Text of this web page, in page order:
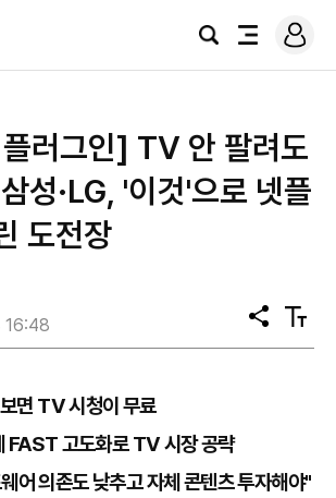
검
전
로
그
러그인] TV 안 팔려도
삼성·LG, '이것'으로 넷플
도전장
16:48
공
유
텍
스
면 TV 시청이 무료
FAST 고도화로 TV 시장 공략
어 의존도 낮추고 자체 콘텐츠 투자해야"